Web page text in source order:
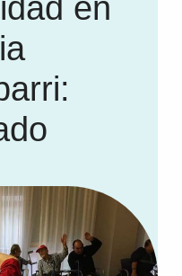
en